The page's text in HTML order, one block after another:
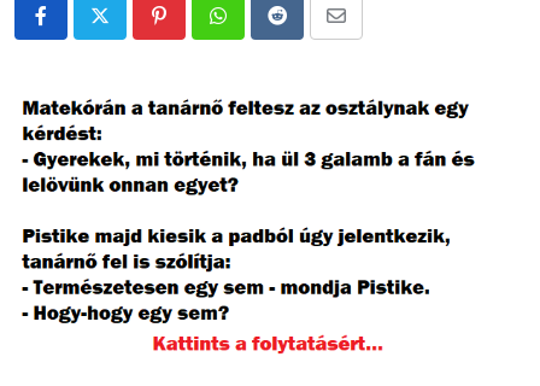
PinterestWhatsappRedditShare
Email